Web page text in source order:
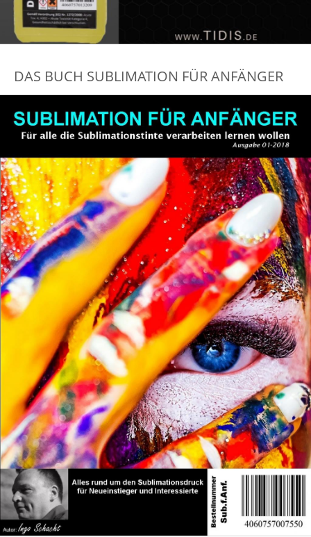
DAS BUCH SUBLIMATION FÜR ANFÄNGER